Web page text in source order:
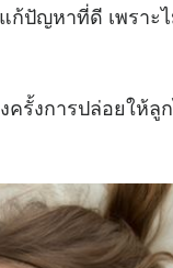
ปัญหาที่ดี เพราะ
ครั้งการปล่อยให้ลู